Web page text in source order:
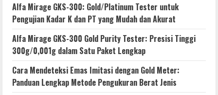
Alfa Mirage GKS-300: Gold/Platinum Tester untuk
Pengujian Kadar K dan PT yang Mudah dan Akurat
Alfa Mirage GKS-300 Gold Purity Tester: Presisi Tinggi
300g/0,001g dalam Satu Paket Lengkap
Cara Mendeteksi Emas Imitasi dengan Gold Meter:
Panduan Lengkap Metode Pengukuran Berat Jenis